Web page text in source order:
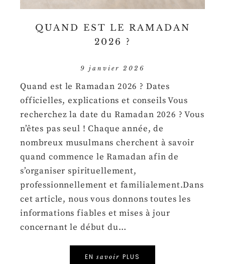
QUAND EST LE RAMADAN
2026 ?
9 janvier 2026
Quand est le Ramadan 2026 ? Dates
officielles, explications et conseils Vous
recherchez la date du Ramadan 2026 ? Vous
n’êtes pas seul ! Chaque année, de
nombreux musulmans cherchent à savoir
quand commence le Ramadan afin de
s’organiser spirituellement,
professionnellement et familialement.Dans
cet article, nous vous donnons toutes les
informations fiables et mises à jour
concernant le début du…
EN savoir PLUS